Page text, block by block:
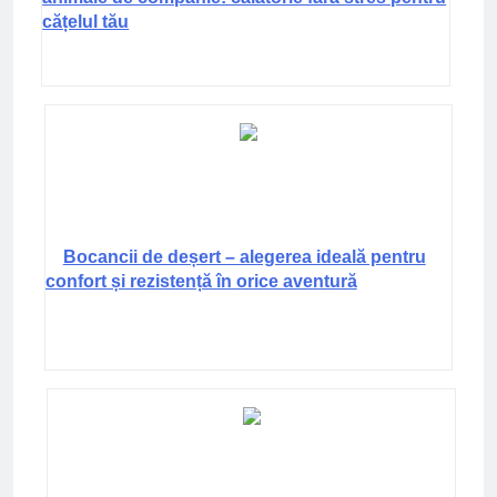
cățelul tău
Bocancii de deșert – alegerea ideală pentru
confort și rezistență în orice aventură